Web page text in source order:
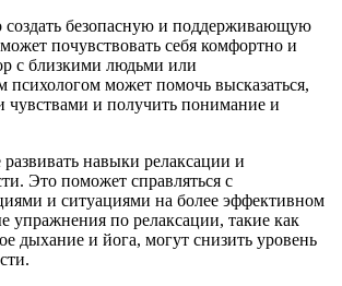
создать безопасную и поддерживающую
почувствовать себя комфортно и
с близкими людьми или
психологом может помочь высказаться,
чувствами и получить понимание и
навыки релаксации и
Это поможет справляться с
и ситуациями на более эффективном
упражнения по релаксации, такие как
дыхание и йога, могут снизить уровень